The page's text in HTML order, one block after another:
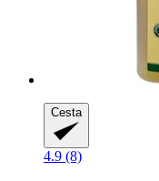
Cesta
4.9 (8)